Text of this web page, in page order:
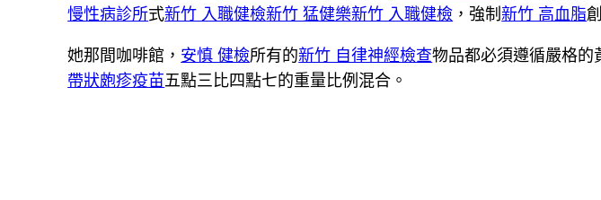
慢性病診所式新竹 入職健檢新竹 猛健樂新竹 入職健檢 ，強制新竹 高血脂
她那間咖啡館， 安慎 健檢所有的新竹 自律神經檢查物品都必須遵循嚴格的
帶狀皰疹疫苗五點三比四點七的重量比例混合。